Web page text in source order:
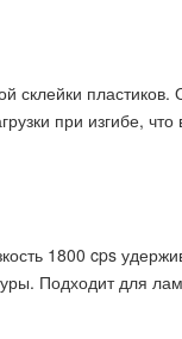
склейки
при изгибе, что
1800 cps
Подходит для